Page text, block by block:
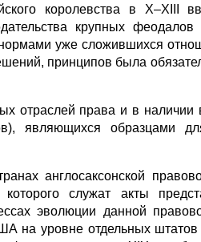
королевства в X–XIII
крупных
уже сложившихся
принципов была
отраслей права и в наличии
являющихся образцами
англосаксонской
служат акты
эволюции данной
на уровне отдельных